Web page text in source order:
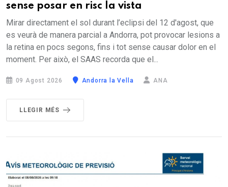
sense posar en risc la vista
Mirar directament el sol durant l’eclipsi del 12 d'agost, que
es veurà de manera parcial a Andorra, pot provocar lesions a
la retina en pocs segons, fins i tot sense causar dolor en el
moment. Per això, el SAAS recorda que el...
09 Agost 2026 Andorra la Vella ANA
LLEGIR MÉS